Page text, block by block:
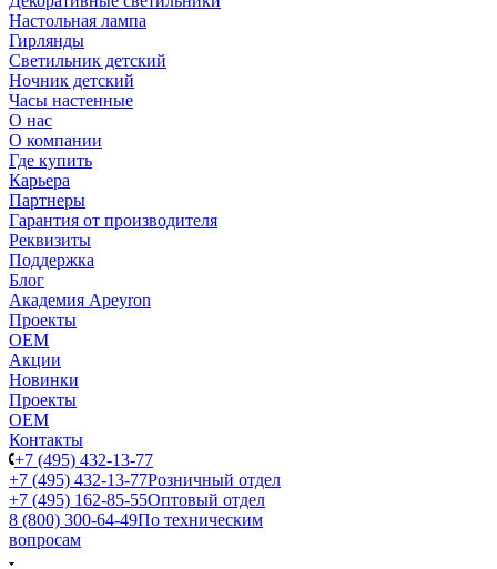
Настольная лампа
Гирлянды
Светильник детский
Ночник детский
Часы настенные
О нас
О компании
Где купить
Карьера
Партнеры
Гарантия от производителя
Реквизиты
Поддержка
Блог
Академия Apeyron
Проекты
ОЕМ
Акции
Новинки
Проекты
ОЕМ
Контакты
+7 (495) 432-13-77
+7 (495) 432-13-77Розничный отдел
+7 (495) 162-85-55Оптовый отдел
8 (800) 300-64-49По техническим
вопросам